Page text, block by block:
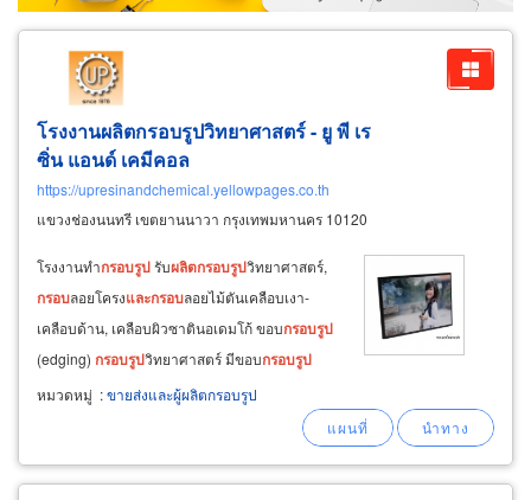
โรงงานผลิตกรอบรูปวิทยาศาสตร์ - ยู พี เร
ซิ่น แอนด์ เคมีคอล
https://upresinandchemical.yellowpages.co.th
แขวงช่องนนทรี เขตยานนาวา กรุงเทพมหานคร 10120
โรงงานทำกรอบรูป รับผลิตกรอบรูปวิทยาศาสตร์,
กรอบลอยโครงและกรอบลอยไม้ตันเคลือบเงา-
เคลือบด้าน, เคลือบผิวซาตินอเดมโก้ ขอบกรอบรูป
(edging) กรอบรูปวิทยาศาสตร์ มีขอบกรอบรูป
หลากหลาย เช่น ขอบขาว, ขอบดำ, ขอบลายไม้,
สีขาว, สีทอง, สี
เคลือบด้วย
ฟอยล์
หมวดหมู่ :ขายส่งและผู้ผลิตกรอบรูป